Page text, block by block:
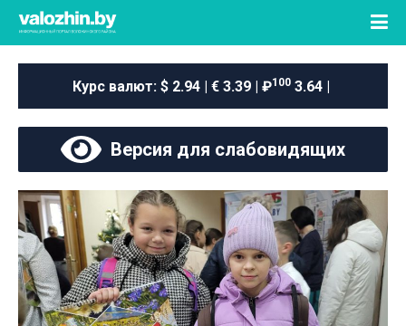
Курс валют: $ 2.94 | € 3.39 | ₽100 3.64 |
Версия для слабовидящих